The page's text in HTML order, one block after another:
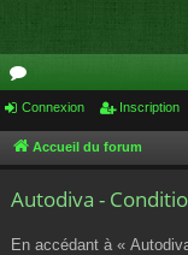
or
u
Connexion Inscription
Accueil du forum
Autodiva -
En accédant à «